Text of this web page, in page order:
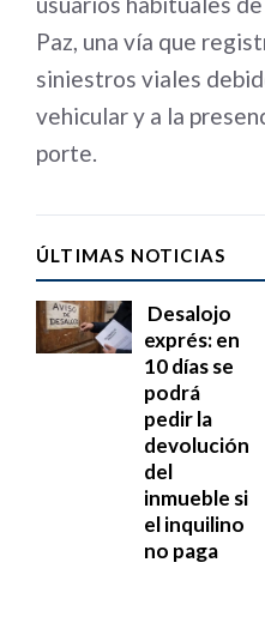
Paz, una vía que
siniestros viales
vehicular y a la
porte.
ÚLTIMAS NOTICIAS
Desalojo
exprés: en
10 días se
podrá
pedir la
devolución
del
inmueble si
el inquilino
no paga